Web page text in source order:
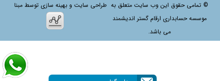
© تمامی حقوق این وب سایت متعلق به
موسسه حسابداری ارقام گستر اندیشمند
می باشد.
طراحی سایت و بهینه سازی توسط مبنا